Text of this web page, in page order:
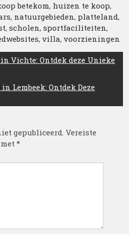
betekom, huizen te koop,
, natuurgebieden, platteland,
,scholen,sportfaciliteiten,
,villa,voorzieningen
Vichte: Ontdek deze Unieke
Lembeek: Ontdek Deze
gepubliceerd. Vereiste
met*